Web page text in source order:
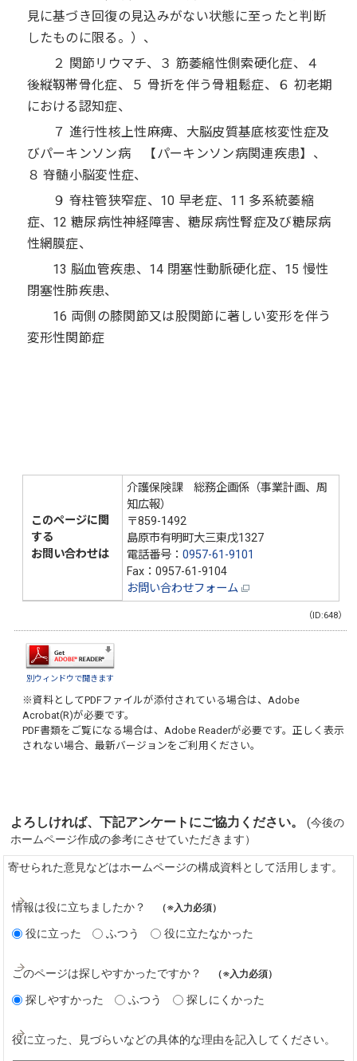
見に基づき回復の見込みがない状態に至ったと判断
したものに限る。）、
２ 関節リウマチ、３ 筋萎縮性側索硬化症、４
後縦靱帯骨化症、５ 骨折を伴う骨粗鬆症、６ 初老期
における認知症、
７ 進行性核上性麻痺、大脳皮質基底核変性症及
びパーキンソン病 【パーキンソン病関連疾患】、
８ 脊髄小脳変性症、
９ 脊柱管狭窄症、10 早老症、11 多系統萎縮
症、12 糖尿病性神経障害、糖尿病性腎症及び糖尿病
性網膜症、
13 脳血管疾患、14 閉塞性動脈硬化症、15 慢性
閉塞性肺疾患、
16 両側の膝関節又は股関節に著しい変形を伴う
変形性関節症
このページに関
する
お問い合わせは
介護保険課 総務企画係（事業計画、周
知広報）
〒859-1492
島原市有明町大三東戊1327
電話番号： 0957-61-9101
Fax：0957-61-9104
お問い合わせフォーム
（ID:648）
別ウィンドウで開きます
※資料としてPDFファイルが添付されている場合は、 Adobe
Acrobat(R)が必要です。
PDF書類をご覧になる場合は、 Adobe Readerが必要です。正しく表示
されない場合、最新バージョンをご利用ください。